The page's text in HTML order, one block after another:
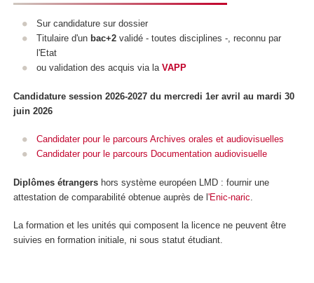
Sur candidature sur dossier
Titulaire d'un bac+2validé - toutes disciplines -, reconnu par
l'Etat
ou validation des acquis via la VAPP
Candidature session 2026-2027 du mercredi 1er avril au mardi 30
juin 2026
Candidater pour le parcours Archives orales et audiovisuelles
Candidater pour le parcours Documentation audiovisuelle
Diplômes étrangers hors système européen LMD : fournir une
attestation de comparabilité obtenue auprès de l 'Enic-naric
La formation et les unités qui composent la licence ne peuvent être
suivies en formation initiale, ni sous statut étudiant.